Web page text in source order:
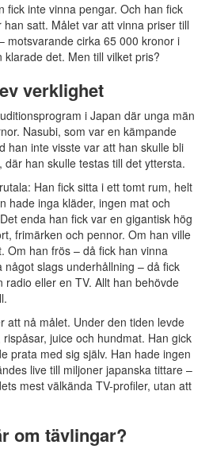
fick inte vinna pengar. Och han fick
satt. Målet var att vinna priser till
motsvarande cirka 65 000 kronor i
det. Men till vilket pris?
verklighet
i Japan där unga män
Nasubi, som var en kämpande
han inte visste var att han skulle bli
han skulle testas till det yttersta.
Han fick sitta i ett tomt rum, helt
hade inga kläder, ingen mat och
enda han fick var en gigantisk hög
frimärken och pennor. Om han ville
Om han frös – då fick han vinna
något slags underhållning – då fick
radio eller en TV. Allt han behövde
att nå målet. Under den tiden levde
juice och hundmat. Han gick
prata med sig själv. Han hade ingen
live till miljoner japanska tittare –
mest välkända TV-profiler, utan att
om tävlingar?